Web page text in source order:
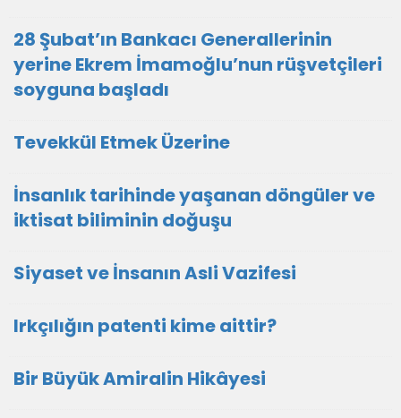
28 Şubat’ın Bankacı Generallerinin
yerine Ekrem İmamoğlu’nun rüşvetçileri
soyguna başladı
Tevekkül Etmek Üzerine
İnsanlık tarihinde yaşanan döngüler ve
iktisat biliminin doğuşu
Siyaset ve İnsanın Asli Vazifesi
Irkçılığın patenti kime aittir?
Bir Büyük Amiralin Hikâyesi